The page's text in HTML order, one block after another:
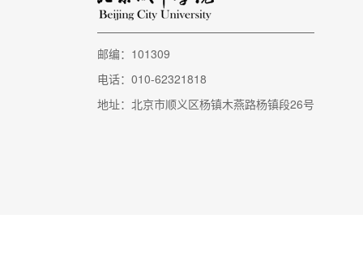
邮编：101309
电话：010-62321818
地址：北京市顺义区杨镇木燕路杨镇段26号